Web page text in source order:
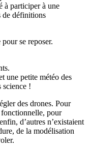
à participer à une
de définitions
se reposer.
une petite météo des
science !
des drones. Pour
fonctionnelle, pour
d’autres n’existaient
de la modélisation